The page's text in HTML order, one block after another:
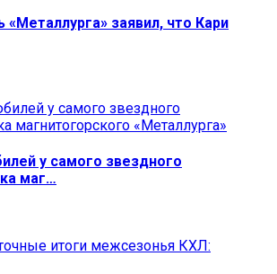
«Металлурга» заявил, что Кари
у самого звездного
маг…